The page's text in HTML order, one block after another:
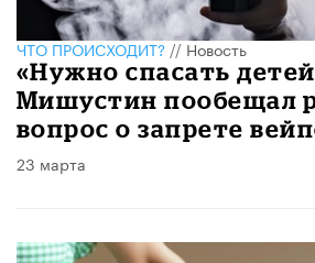
ЧТО ПРОИСХОДИТ?//Новость
«Нужно спасать
Мишустин пообещал
вопрос о запрете
23 марта